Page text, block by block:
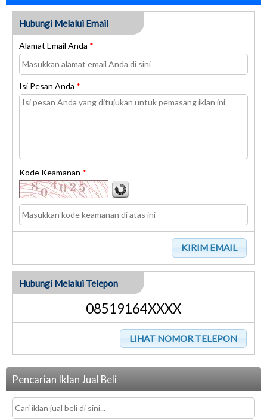
Hubungi Melalui Email
Alamat Email Anda *
Isi Pesan Anda *
Kode Keamanan *
Hubungi Melalui Telepon
08519164XXXX
Pencarian Iklan Jual Beli